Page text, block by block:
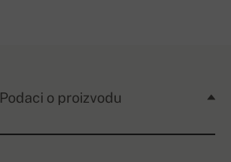
Podaci o proizvodu